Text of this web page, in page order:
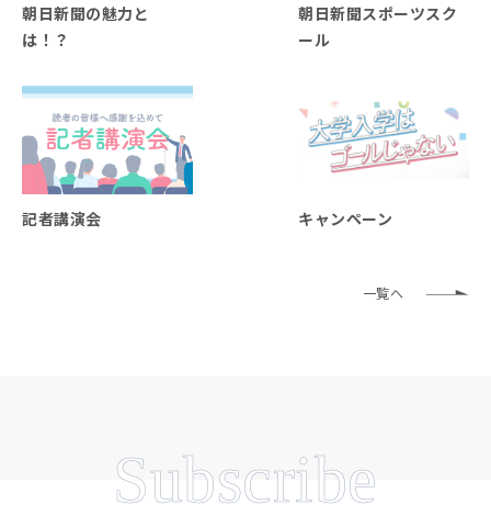
朝日新聞の魅力と
は！？
朝日新聞スポーツスク
ール
記者講演会 キャンペーン
一覧へ
Subscribe